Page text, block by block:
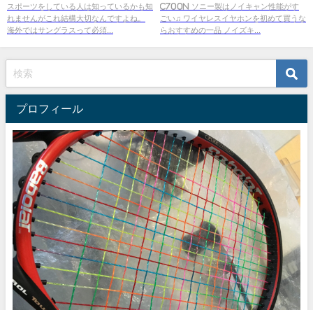
スポーツをしている人は知っているかも知
れませんがこれ結構大切なんですよね。
海外ではサングラスって必須...
C700N ソニー製はノイキャン性能がす
ごい♫ ワイヤレスイヤホンを初めて買うな
らおすすめの一品 ノイズキ...
プロフィール